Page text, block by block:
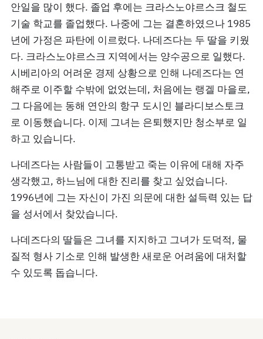
안일을 많이 했다. 졸업 후에는 크라스노야르스크 철도
기술 학교를 졸업했다. 나중에 그는 결혼하였으나 1985
년에 가정은 파탄에 이르렀다. 나데즈다는 두 딸을 키웠
다. 크라스노야르스크 지역에서는 양수공으로 일했다.
시베리아의 어려운 경제 상황으로 인해 나데즈다는 연
해주로 이주할 수밖에 없었는데, 처음에는 랭겔 마을로,
그 다음에는 동해 연안의 항구 도시인 블라디보스토크
로 이동했습니다. 이제 그녀는 은퇴했지만 청소부로 일
하고 있습니다.
나데즈다는 사람들이 고통받고 죽는 이유에 대해 자주
생각했고, 하느님에 대한 진리를 찾고 싶었습니다.
1996년에 그는 자신이 가진 의문에 대한 설득력 있는 답
을 성서에서 찾았습니다.
나데즈다의 딸들은 그녀를 지지하고 그녀가 도덕적, 물
질적 형사 기소로 인해 발생한 새로운 어려움에 대처할
수 있도록 돕습니다.